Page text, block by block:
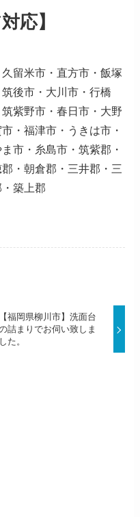
応】
留米市・直方市・飯塚
後市・大川市・行橋
紫野市・春日市・大野
・福津市・うきは市・
市・糸島市・筑紫郡・
・朝倉郡・三井郡・三
築上郡
【福岡県柳川市】洗面台
詰まりでお伺い致しま
した。